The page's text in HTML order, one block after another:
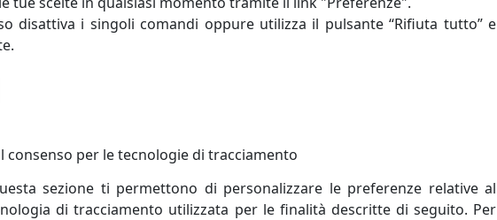
200% MADE IN ITALY* (100% materiali + 100% manodopera)
disattiva i singoli comandi oppure utilizza il pulsante “Rifiuta tutto” e
consenso per le tecnologie di tracciamento
sezione ti permettono di personalizzare le preferenze relative al
di tracciamento utilizzata per le finalità descritte di seguito. Per